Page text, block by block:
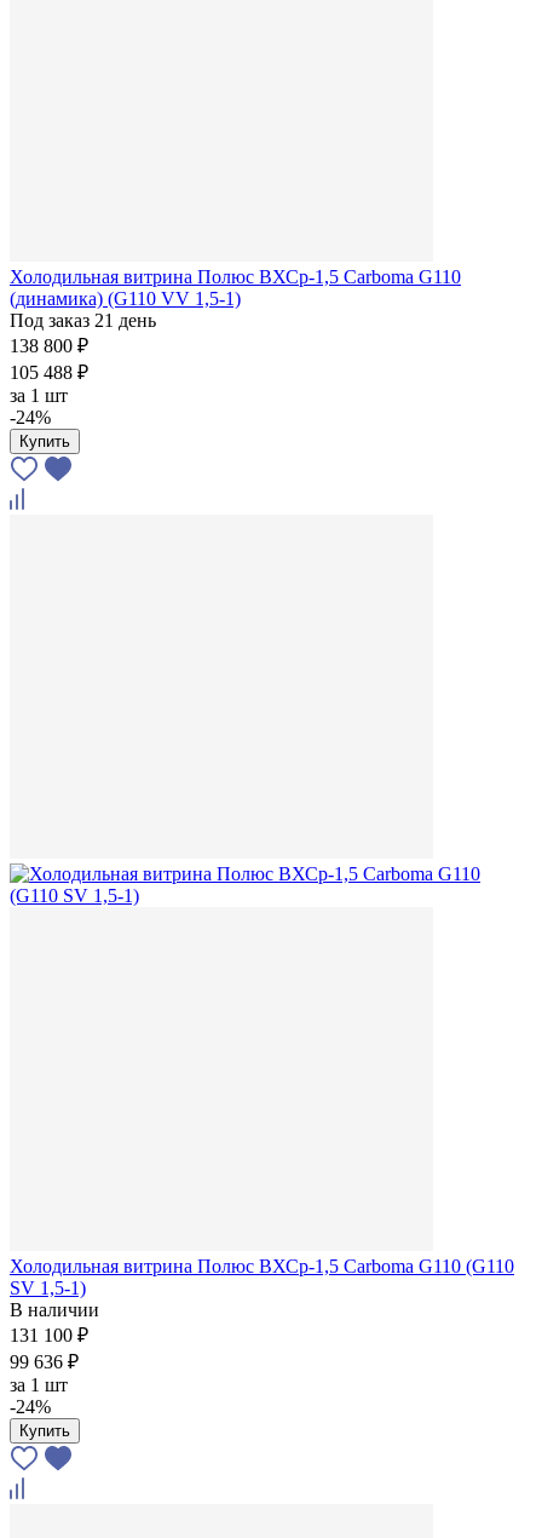
Холодильная витрина Полюс ВХСр-1,5 Сarboma G110
(динамика) (G110 VV 1,5-1)
Под заказ 21 день
138 800 ₽
105 488 ₽
за 1 шт
-24%
Купить
Холодильная витрина Полюс ВХСр-1,5 Сarboma G110 (G110
SV 1,5-1)
В наличии
131 100 ₽
99 636 ₽
за 1 шт
-24%
Купить